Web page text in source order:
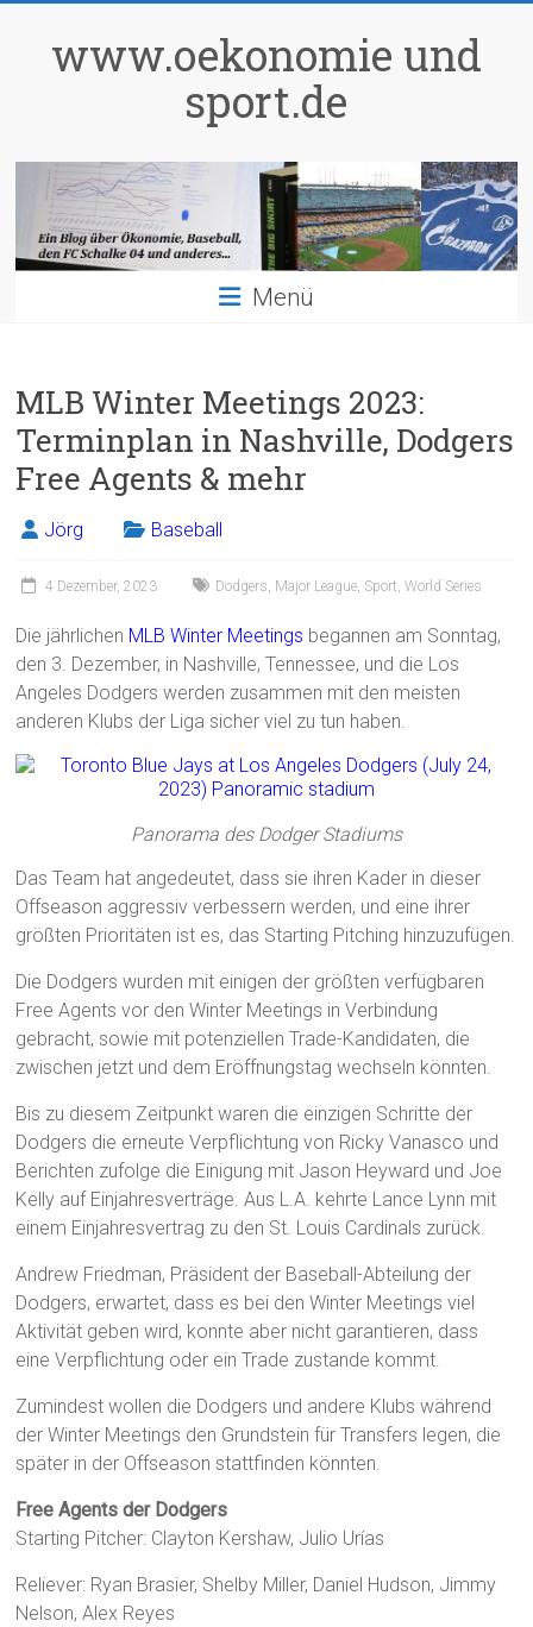
springenwww.oekonomie und
sport.de
Menü
MLB Winter Meetings 2023:
Terminplan in Nashville, Dodgers
Free Agents & mehr
Jörg Baseball
4 Dezember, 2023 Dodgers, Major League, Sport,World Series
Die jährlichen MLB Winter Meetings begannen am Sonntag,
den 3. Dezember, in Nashville, Tennessee, und die Los
Angeles Dodgers werden zusammen mit den meisten
anderen Klubs der Liga sicher viel zu tun haben.
Panorama des Dodger Stadiums
Das Team hat angedeutet, dass sie ihren Kader in dieser
Offseason aggressiv verbessern werden, und eine ihrer
größten Prioritäten ist es, das Starting Pitching hinzuzufügen.
Die Dodgers wurden mit einigen der größten verfügbaren
Free Agents vor den Winter Meetings in Verbindung
gebracht, sowie mit potenziellen Trade-Kandidaten, die
zwischen jetzt und dem Eröffnungstag wechseln könnten.
Bis zu diesem Zeitpunkt waren die einzigen Schritte der
Dodgers die erneute Verpflichtung von Ricky Vanasco und
Berichten zufolge die Einigung mit Jason Heyward und Joe
Kelly auf Einjahresverträge. Aus L.A. kehrte Lance Lynn mit
einem Einjahresvertrag zu den St. Louis Cardinals zurück.
Andrew Friedman, Präsident der Baseball-Abteilung der
Dodgers, erwartet, dass es bei den Winter Meetings viel
Aktivität geben wird, konnte aber nicht garantieren, dass
eine Verpflichtung oder ein Trade zustande kommt.
Zumindest wollen die Dodgers und andere Klubs während
der Winter Meetings den Grundstein für Transfers legen, die
später in der Offseason stattfinden könnten.
Free Agents der Dodgers
Starting Pitcher: Clayton Kershaw, Julio Urías
Reliever: Ryan Brasier, Shelby Miller, Daniel Hudson, Jimmy
Nelson, Alex Reyes